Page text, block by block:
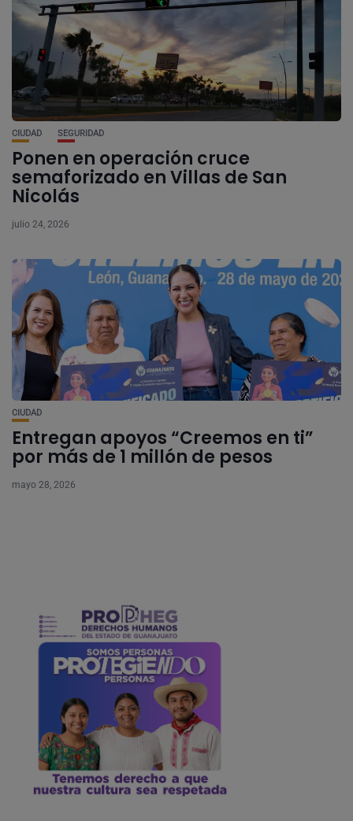
CIUDAD SEGURIDAD
Ponen en operación cruce
semaforizado en Villas de San
Nicolás
julio 24, 2026
CIUDAD
Entregan apoyos “Creemos en ti”
por más de 1 millón de pesos
mayo 28, 2026